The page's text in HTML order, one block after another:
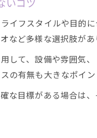
ジム通い
トレーニン
モチベー
丸の内駅
イフスタイルや目的
など多様な選択肢があ
して、設備や雰囲気
の有無も大きなポイ
な目標がある場合は